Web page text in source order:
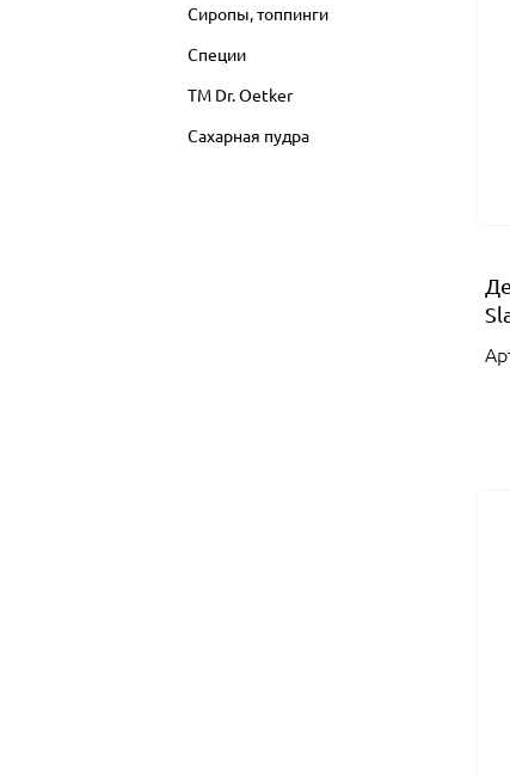
Сиропы, топпинги
Специи
ТМ Dr. Oetker
Сахарная пудра